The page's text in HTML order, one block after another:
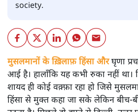
society.
मुसलमानों के ख़िलाफ़ हिंसा औरघृणा
आई है। हालाँकि यह कभी रुका नहीं था।
शायद ही कोई वक़्फ़ा रहा हो जिसे
हिंसा से मुक्त कहा जा सके लेकिन बीच-